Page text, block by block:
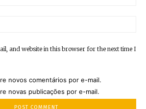
and website in this browser for the next time I
novos comentários por e-mail.
novas publicações por e-mail.